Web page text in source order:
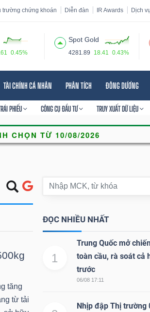
trường chứng khoán Diễn đàn IR Awards Dịch vụ
0.45%
Spot Gold
4281.89 18.41 0.43%
TÀI CHÍNH CÁ NHÂN PHÂN TÍCH ĐÔNG DƯƠNG
PHIẾU CÔNG CỤ ĐẦU TƯ TRUY XUẤT DỮ LIỆU
tăng
từ tải
ĐỌC NHIỀU NHẤT
1
Trung Quốc mở
toàn cầu, rà soát cả
trước
06/08 17:11
Nhịp đập Thị trường